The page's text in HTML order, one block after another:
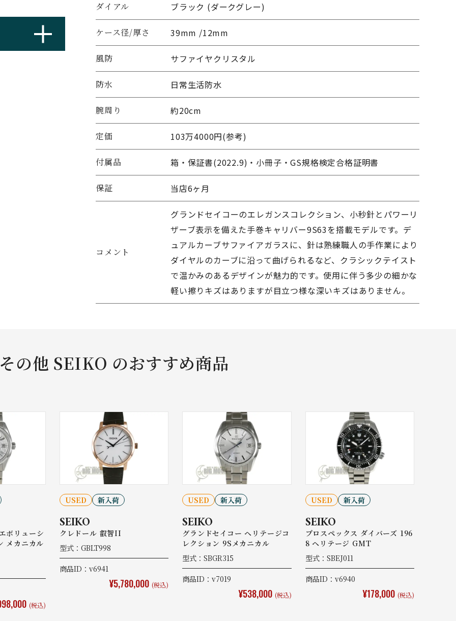
ダイアル ブラック (ダークグレー)
ケース径/厚さ 39mm /12mm
風防 サファイヤクリスタル
防水 日常生活防水
腕周り 約20cm
定価 103万4000円(参考)
付属品 箱・保証書(2022.9)・小冊子・GS規格検定合格証明書
保証 当店6ヶ月
コメント
グランドセイコーのエレガンスコレクション、小秒針とパワーリ
ザーブ表示を備えた手巻キャリバー9S63を搭載モデルです。デ
ュアルカーブサファイアガラスに、針は熟練職人の手作業により
ダイヤルのカーブに沿って曲げられるなど、クラシックテイスト
で温かみのあるデザインが魅力的です。使用に伴う多少の細かな
軽い擦りキズはありますが目立つ様な深いキズはありません。
その他 SEIKO のおすすめ商品
ボリューシ
メカニカル
(税込)
USED 新入荷
SEIKO
クレドール 叡智II
型式：GBLT998
商品ID：v6941
¥5,780,000 (税込)
USED 新入荷
SEIKO
グランドセイコー ヘリテージコ
レクション 9Sメカニカル
型式：SBGR315
商品ID：v7019
¥538,000 (税込)
USED 新入荷
SEIKO
プロスペックス ダイバーズ 196
8 ヘリテージ GMT
型式：SBEJ011
商品ID：v6940
¥178,000 (税込)